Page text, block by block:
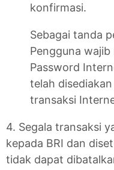
konfirmasi.
Sebagai tanda
Pengguna wajib
Password
telah
transaksi
4. Segala transaksi
kepada BRI dan
tidak dapat